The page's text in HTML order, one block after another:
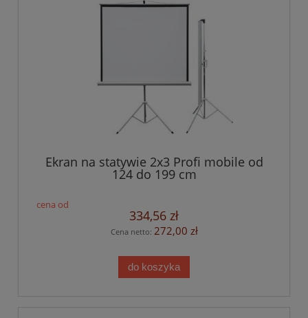
Ekran na statywie 2x3 Profi mobile od
124 do 199 cm
334,56 zł
Cena netto: 272,00 zł
do koszyka